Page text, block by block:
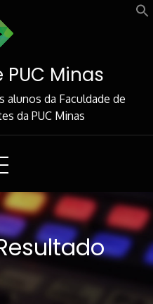
Minas
alunos da Faculdade de
da PUC Minas